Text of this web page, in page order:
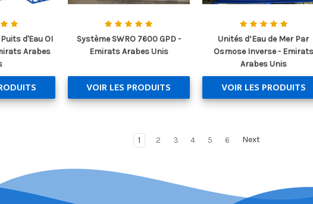
d'Eau OI
Arabes
Système SWRO 7600 GPD -
Emirats Arabes Unis
VOIR LES PRODUITS
Unités d’Eau de Mer Par
Osmose Inverse - Emirats
Arabes Unis
VOIR LES PRODUITS
1 2 3 4 5 6 Next